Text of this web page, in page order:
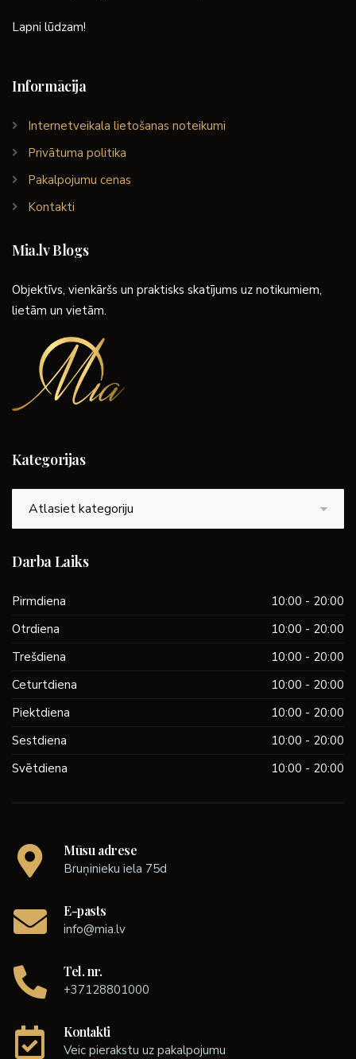
Lapni lūdzam!
Informācija
Internetveikala lietošanas noteikumi
Privātuma politika
Pakalpojumu cenas
Kontakti
Mia.lv Blogs
Objektīvs, vienkāršs un praktisks skatījums uz notikumiem,
lietām un vietām.
Kategorijas
Darba Laiks
Pirmdiena
10:00 - 20:00
Otrdiena
10:00 - 20:00
Trešdiena
10:00 - 20:00
Ceturtdiena
10:00 - 20:00
Piektdiena
10:00 - 20:00
Sestdiena
10:00 - 20:00
Svētdiena
10:00 - 20:00
Mūsu adrese
Bruņinieku iela 75d
E-pasts
info@mia.lv
Tel. nr.
+37128801000
Kontakti
Veic pierakstu uz pakalpojumu